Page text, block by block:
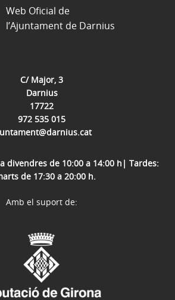
C/ Major, 3
Darnius
17722
972 535 015
divendres de 10:00 a 14:00 h| Tardes:
de 17:30 a 20:00 h.
Web Oficial de
l’Ajuntament de Darnius
Amb el suport de: